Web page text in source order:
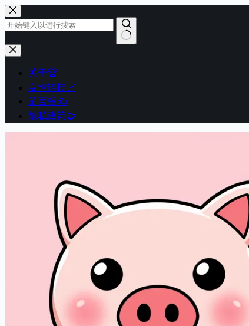
跳
至
内
容
无
关于🏆
友情链接🔗
留言板✍️
隐私政策🤝